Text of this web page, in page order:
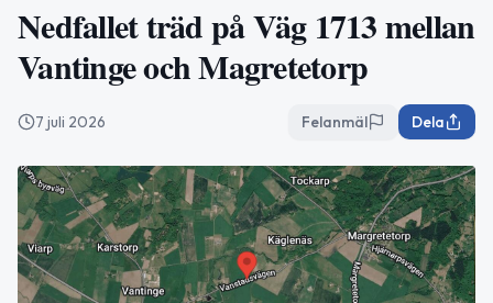
Nedfallet träd på Väg 1713 mellan
Vantinge och Magretetorp
7 juli 2026 Felanmäl Dela